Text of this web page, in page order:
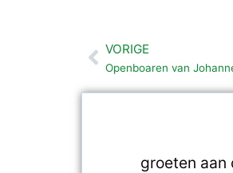
Vorige
VORIGE
Openboaren van
groeten aan